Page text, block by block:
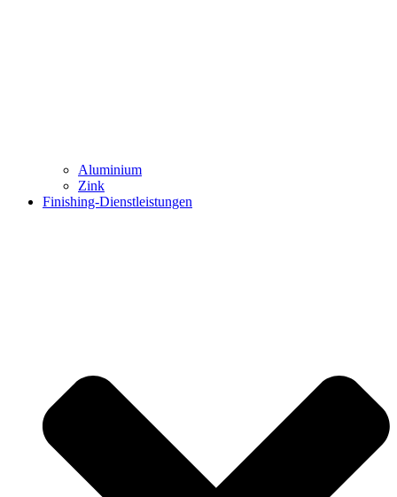
Aluminium
Zink
Finishing-Dienstleistungen